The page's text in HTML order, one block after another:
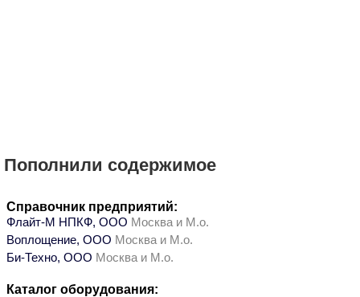
Пополнили содержимое
Справочник предприятий:
Флайт-М НПКФ, ООО Москва и М.о.
Воплощение, ООО Москва и М.о.
Би-Техно, ООО Москва и М.о.
Каталог оборудования: